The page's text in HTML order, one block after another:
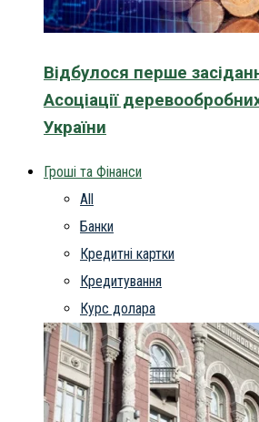
Відбулося перше
Асоціації
України
Гроші та Фінанси
All
Банки
Кредитні картки
Кредитування
Курс долара